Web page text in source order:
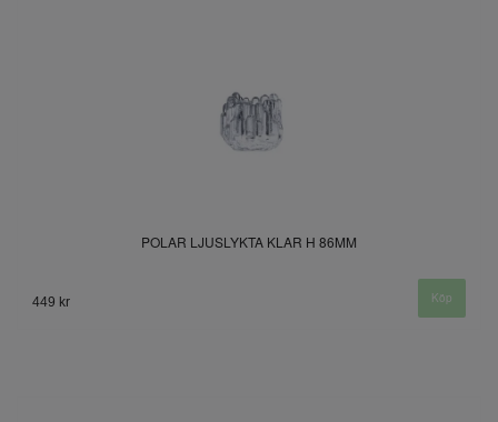
POLAR LJUSLYKTA KLAR H 86MM
449 kr